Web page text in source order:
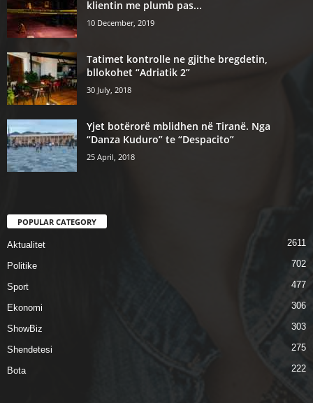
klientin me plumb pas...
10 December, 2019
Tatimet kontrolle ne gjithe bregdetin,
bllokohet “Adriatik 2”
30 July, 2018
Yjet botërorë mblidhen në Tiranë. Nga
“Danza Kuduro” te “Despacito”
25 April, 2018
POPULAR CATEGORY
Aktualitet 2611
Politike 702
Sport 477
Ekonomi 306
ShowBiz 303
Shendetesi 275
Bota 222